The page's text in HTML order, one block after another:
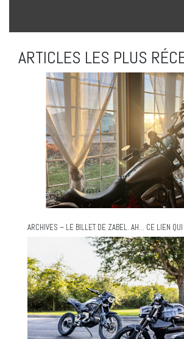
ARTICLES LES PLUS
ARCHIVES – LE BILLET DE ZABEL. AH… CE LIEN QUI